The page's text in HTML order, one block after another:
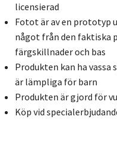
licensierad
Fotot är av en prototyp
något från den faktiska
färgskillnader och bas
Produkten kan ha
är lämpliga för barn
Produkten är gjord för
Köp vid